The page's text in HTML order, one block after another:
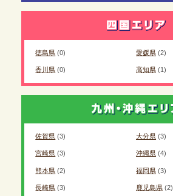
徳島県 (0) 愛媛県(2)
香川県 (0) 高知県(1)
佐賀県 (3) 大分県(3)
宮崎県 (3) 沖縄県(4)
熊本県 (2) 福岡県(3)
長崎県 (3) 鹿児島県(2)